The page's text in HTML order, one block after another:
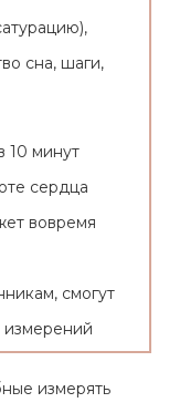
сна, шаги,
10 минут
сердца
вовремя
смогут
измерений
измерять